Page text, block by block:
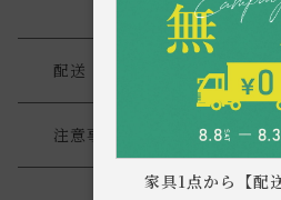
配送・返品
送料について
注意事項
・お使いのPC画面等や光の環境に
家具1点から【配